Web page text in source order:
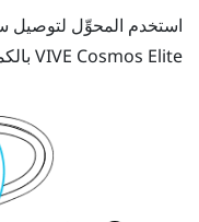
استخدم المحوِّل لتوصيل
VIVE Cosmos Elite